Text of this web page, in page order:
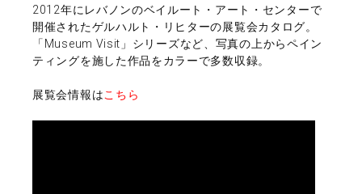
2012年にレバノンのベイルート・アート・センターで
開催されたゲルハルト・リヒターの展覧会カタログ。
「Museum Visit」シリーズなど、写真の上からペイン
ティングを施した作品をカラーで多数収録。
展覧会情報はこちら